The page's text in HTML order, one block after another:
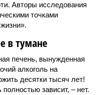
Авторы исследования
точками
в тумане
печень, вынужденная
алкоголь на
десятки тысяч лет!
полностью зависит, – нет.